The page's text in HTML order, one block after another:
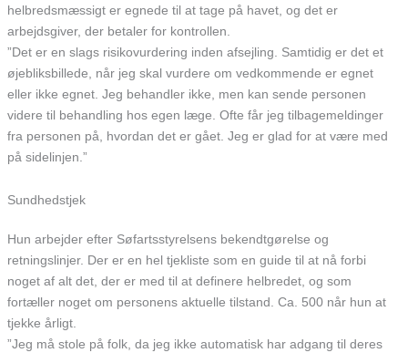
helbredsmæssigt er egnede til at tage på havet, og det er
arbejdsgiver, der betaler for kontrollen.
”Det er en slags risikovurdering inden afsejling. Samtidig er det et
øjebliksbillede, når jeg skal vurdere om vedkommende er egnet
eller ikke egnet. Jeg behandler ikke, men kan sende personen
videre til behandling hos egen læge. Ofte får jeg tilbagemeldinger
fra personen på, hvordan det er gået. Jeg er glad for at være med
på sidelinjen.”
Sundhedstjek
Hun arbejder efter Søfartsstyrelsens bekendtgørelse og
retningslinjer. Der er en hel tjekliste som en guide til at nå forbi
noget af alt det, der er med til at definere helbredet, og som
fortæller noget om personens aktuelle tilstand. Ca. 500 når hun at
tjekke årligt.
”Jeg må stole på folk, da jeg ikke automatisk har adgang til deres